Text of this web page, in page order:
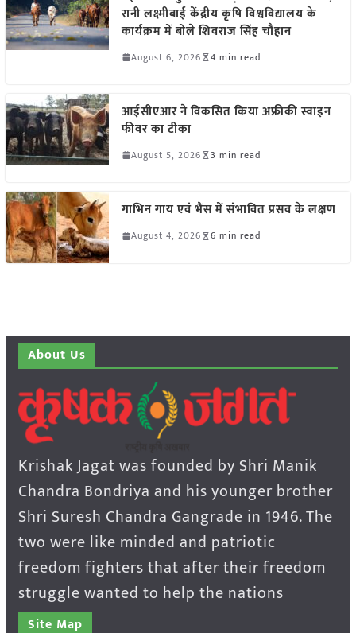
रानी लक्ष्मीबाई केंद्रीय कृषि विश्वविद्यालय के
कार्यक्रम में बोले शिवराज सिंह चौहान
August 6, 2026 4 min read
आईसीएआर ने विकसित किया अफ्रीकी स्वाइन
फीवर का टीका
August 5, 2026 3 min read
गाभिन गाय एवं भैंस में संभावित प्रसव के लक्षण
August 4, 2026 6 min read
About Us
Krishak Jagat was founded by Shri Manik
Chandra Bondriya and his younger brother
Shri Suresh Chandra Gangrade in 1946. The
two were like minded and patriotic
freedom fighters that after their freedom
struggle wanted to help the nations
Site Map